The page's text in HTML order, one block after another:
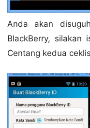
Anda akan
BlackBerry, silakan
Centang kedua